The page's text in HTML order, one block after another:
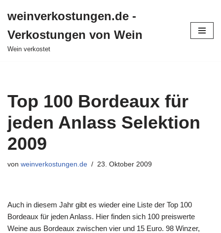
Inhalt
springen
weinverkostungen.de -
Verkostungen von Wein
Wein verkostet
Top 100 Bordeaux für
jeden Anlass Selektion
2009
von weinverkostungen.de 23. Oktober 2009
Auch in diesem Jahr gibt es wieder eine Liste der Top 100
Bordeaux für jeden Anlass. Hier finden sich 100 preiswerte
Weine aus Bordeaux zwischen vier und 15 Euro. 98 Winzer,